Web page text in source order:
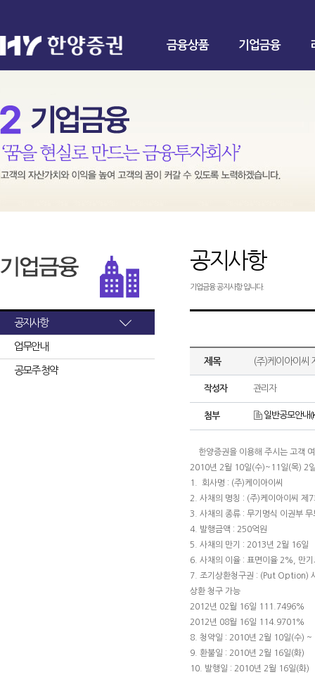
금융상품 기업금융
공지사항
업무안내
공모주 청약
공지사항
기업금융 공지사항 입니다.
제목 (주)케이아이씨
작성자 관리자
첨부 일반공모안내
한양증권을 이용해 주시는 고객
2010년 2월 10일(수)~11일(목) 2
1. 회사명 : (주)케이아이씨
2. 사채의 명칭 : (주)케이아이씨 제
3. 사채의 종류 : 무기명식 이권부 무
4. 발행금액 : 250억원
5. 사채의 만기 : 2013년 2월 16일
6. 사채의 이율 : 표면이율 2%, 만
7. 조기상환청구권 : (Put Option)
상환 청구 가능
2012년 02월 16일 111.7496%
2012년 08월 16일 114.9701%
8. 청약일 : 2010년 2월 10일(수)
9. 환불일 : 2010년 2월 16일(화)
10. 발행일 : 2010년 2월 16일(화)